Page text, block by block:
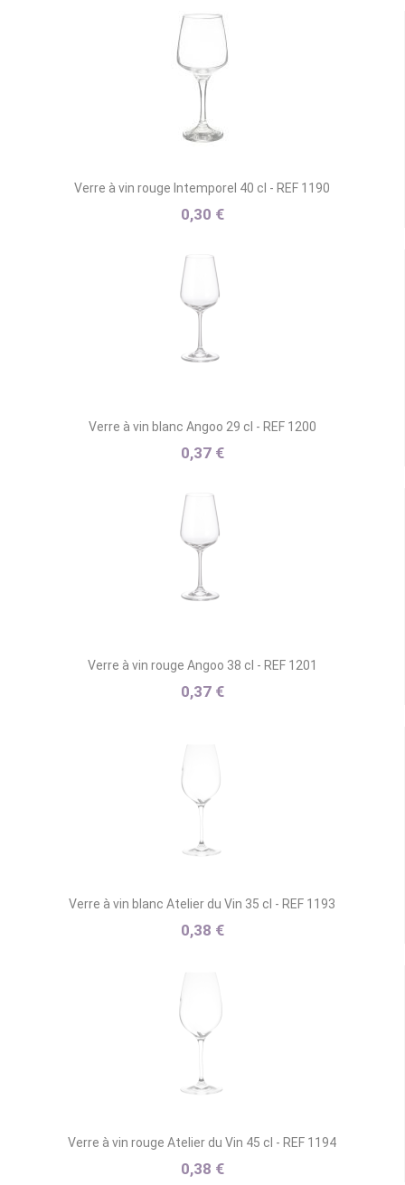
Verre à vin rouge Intemporel 40 cl - REF 1190
0,30 €
Verre à vin blanc Angoo 29 cl - REF 1200
0,37 €
Verre à vin rouge Angoo 38 cl - REF 1201
0,37 €
Verre à vin blanc Atelier du Vin 35 cl - REF 1193
0,38 €
Verre à vin rouge Atelier du Vin 45 cl - REF 1194
0,38 €